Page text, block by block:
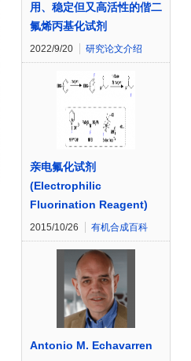
用、稳定但又高活性的偕二
氟烯丙基化试剂
2022/9/20 研究论文介绍
亲电氟化试剂
(Electrophilic
Fluorination Reagent)
2015/10/26 有机合成百科
Antonio M. Echavarren